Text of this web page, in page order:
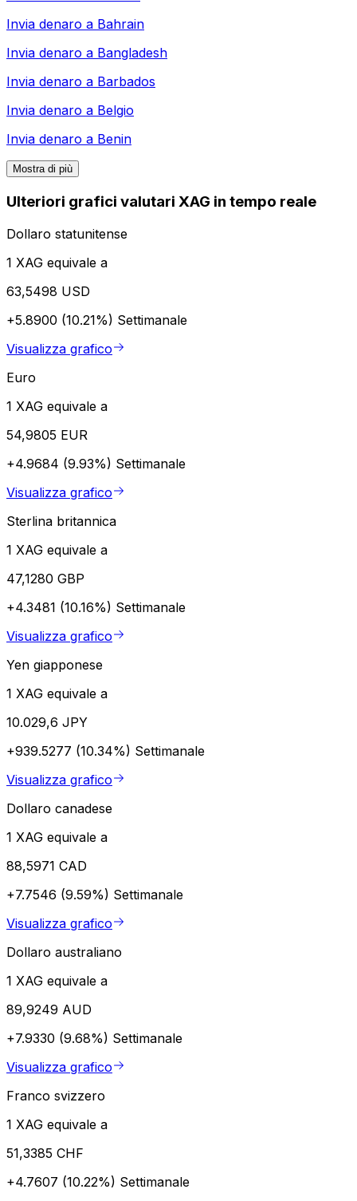
Invia denaro a Bahrain
Invia denaro a Bangladesh
Invia denaro a Barbados
Invia denaro a Belgio
Invia denaro a Benin
Mostra di più
Ulteriori grafici valutari XAG in tempo reale
Dollaro statunitense
1 XAG equivale a
63,5498 USD
+5.8900 (10.21%) Settimanale
Visualizza grafico
Euro
1 XAG equivale a
54,9805 EUR
+4.9684 (9.93%) Settimanale
Visualizza grafico
Sterlina britannica
1 XAG equivale a
47,1280 GBP
+4.3481 (10.16%) Settimanale
Visualizza grafico
Yen giapponese
1 XAG equivale a
10.029,6 JPY
+939.5277 (10.34%) Settimanale
Visualizza grafico
Dollaro canadese
1 XAG equivale a
88,5971 CAD
+7.7546 (9.59%) Settimanale
Visualizza grafico
Dollaro australiano
1 XAG equivale a
89,9249 AUD
+7.9330 (9.68%) Settimanale
Visualizza grafico
Franco svizzero
1 XAG equivale a
51,3385 CHF
+4.7607 (10.22%) Settimanale